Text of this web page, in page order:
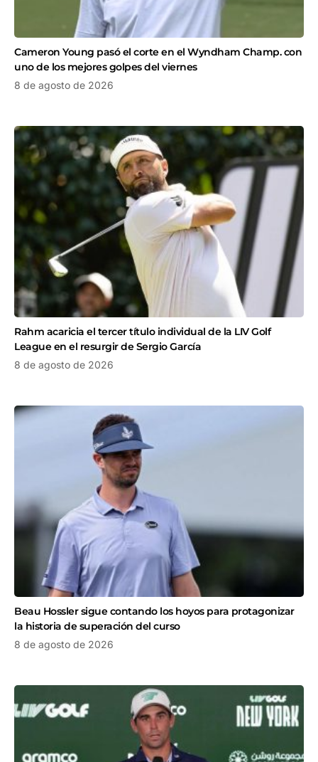
Cameron Young pasó el corte en el Wyndham Champ. con
uno de los mejores golpes del viernes
8 de agosto de 2026
Rahm acaricia el tercer título individual de la LIV Golf
League en el resurgir de Sergio García
8 de agosto de 2026
Beau Hossler sigue contando los hoyos para protagonizar
la historia de superación del curso
8 de agosto de 2026